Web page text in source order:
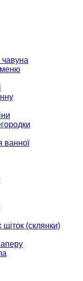
чавуна
ванної
щіток (склянки)